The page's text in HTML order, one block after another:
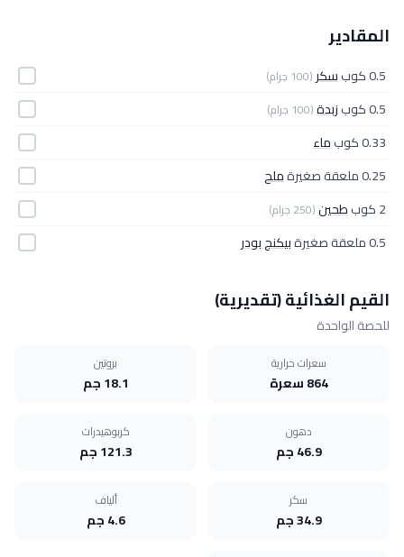
المقادير
0.5 كوب سكر(100 جرام)
0.5 كوب زبدة(100 جرام)
0.33 كوب
ماء
0.25 ملعقة صغيرة
ملح
2 كوب
طحين(250 جرام)
0.5 ملعقة صغيرة بيكنج بودر
القيم الغذائية (تقديرية)
للحصة الواحدة
سعرات حرارية
864 سعرة
بروتين
18.1 جم
دهون
46.9 جم
كربوهيدرات
121.3 جم
سكر
34.9 جم
ألياف
4.6 جم